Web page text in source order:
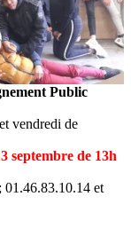
Public
vendredi de
septembre de 13h
01.46.83.10.14 et